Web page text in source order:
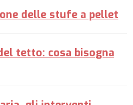
delle stufe a pellet
tetto: cosa bisogna